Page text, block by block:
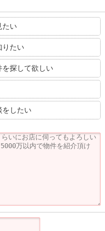
たい
りたい
探して欲しい
をしたい